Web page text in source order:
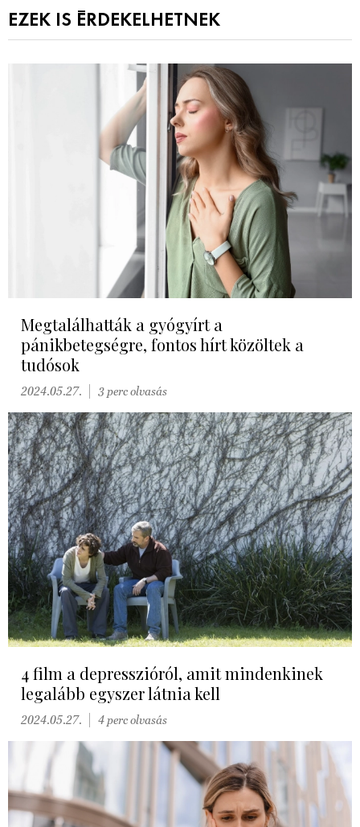
EZEK IS ÉRDEKELHETNEK
Megtalálhatták a gyógyírt a
pánikbetegségre, fontos hírt közöltek a
tudósok
2024.05.27. 3 perc olvasás
4 film a depresszióról, amit mindenkinek
legalább egyszer látnia kell
2024.05.27. 4 perc olvasás